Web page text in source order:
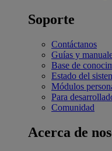
Soporte
Contáctanos
Guías y
Base de
Estado del
Módulos
Para
Comunidad
Acerca de